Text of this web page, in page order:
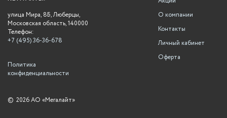
О компании
Контакты
Личный кабинет
Оферта
улица Мира, 8Б, Люберцы,
Московская область, 140000
Телефон:
+7 (495) 36-36-678
Политика
конфиденциальности
© 2026 АО «Мегалайт»